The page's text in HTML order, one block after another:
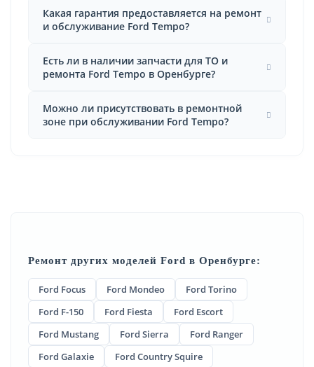
Какая гарантия предоставляется на ремонт
и обслуживание Ford Tempo?
Есть ли в наличии запчасти для ТО и
ремонта Ford Tempo в Оренбурге?
Можно ли присутствовать в ремонтной
зоне при обслуживании Ford Tempo?
Ремонт других моделей Ford в Оренбурге:
Ford Focus Ford Mondeo
Ford Torino
Ford F-150
Ford Fiesta
Ford Escort
Ford Mustang
Ford Sierra
Ford Ranger
Ford Galaxie
Ford Country Squire